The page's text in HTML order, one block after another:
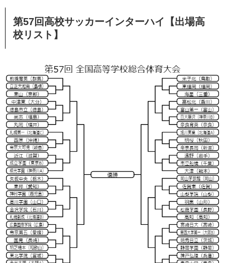
第57回高校サッカーインターハイ【出場高
校リスト】